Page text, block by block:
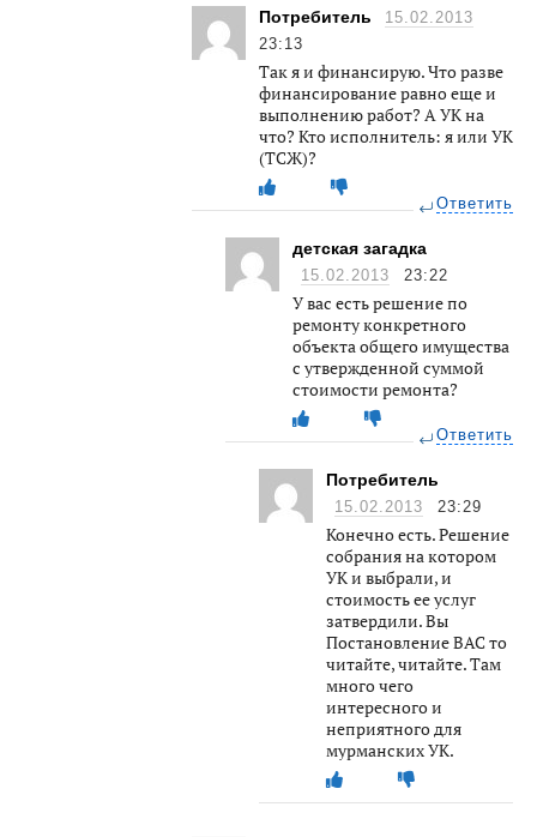
Потребитель
15.02.2013
23:13
Так я и финансирую. Что разве
финансирование равно еще и
выполнению работ? А УК на
что? Кто исполнитель: я или УК
(ТСЖ)?
Ответить
детская загадка
15.02.2013 23:22
У вас есть решение по
ремонту конкретного
объекта общего имущества
с утвержденной суммой
стоимости ремонта?
Ответить
Потребитель
15.02.2013 23:29
Конечно есть. Решение
собрания на котором
УК и выбрали, и
стоимость ее услуг
затвердили. Вы
Постановление ВАС то
читайте, читайте. Там
много чего
интересного и
неприятного для
мурманских УК.